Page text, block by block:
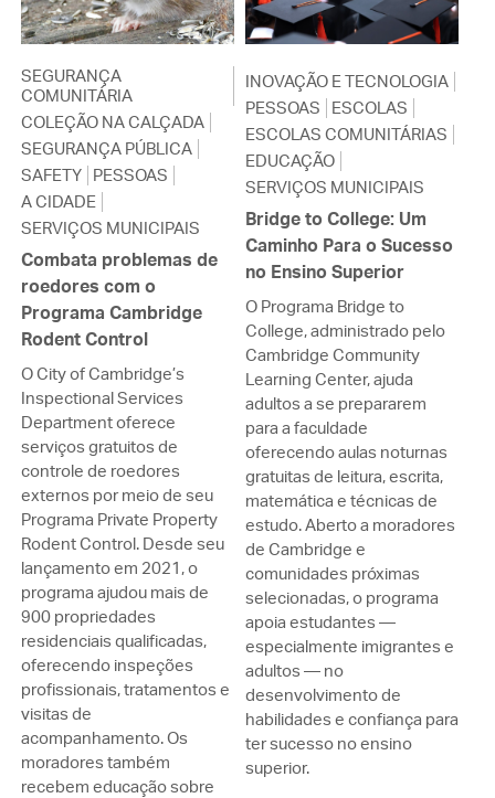
SEGURANÇA
COMUNITÁRIA
COLEÇÃO NA CALÇADA
SEGURANÇA PÚBLICA
SAFETY PESSOAS
A CIDADE
SERVIÇOS MUNICIPAIS
Combata problemas de
roedores com o
Programa Cambridge
Rodent Control
O City of Cambridge’s
Inspectional Services
Department oferece
serviços gratuitos de
controle de roedores
externos por meio de seu
Programa Private Property
Rodent Control. Desde seu
lançamento em 2021, o
programa ajudou mais de
900 propriedades
residenciais qualificadas,
oferecendo inspeções
profissionais, tratamentos e
visitas de
acompanhamento. Os
moradores também
recebem educação sobre
INOVAÇÃO E TECNOLOGIA
PESSOAS
ESCOLAS
ESCOLAS COMUNITÁRIAS
EDUCAÇÃO
SERVIÇOS MUNICIPAIS
Bridge to College: Um
Caminho Para o Sucesso
no Ensino Superior
O Programa Bridge to
College, administrado pelo
Cambridge Community
Learning Center, ajuda
adultos a se prepararem
para a faculdade
oferecendo aulas noturnas
gratuitas de leitura, escrita,
matemática e técnicas de
estudo. Aberto a moradores
de Cambridge e
comunidades próximas
selecionadas, o programa
apoia estudantes —
especialmente imigrantes e
adultos — no
desenvolvimento de
habilidades e confiança para
ter sucesso no ensino
superior.